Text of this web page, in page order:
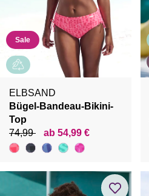
Sale
ELBSAND
Bügel-Bandeau-Bikini-
Top
74,99
ab 54,99 €